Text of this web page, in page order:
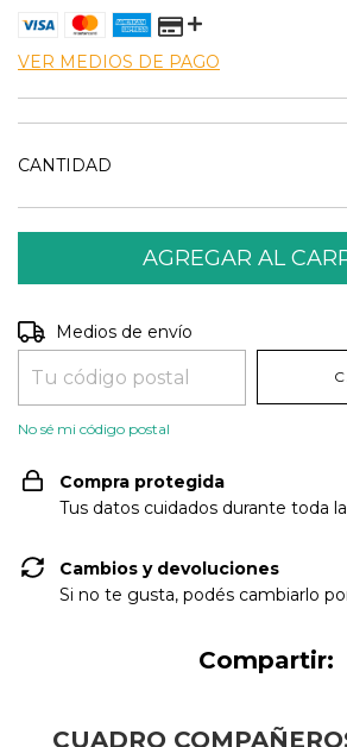
VER MEDIOS DE PAGO
CANTIDAD
Entregas para el CP:
Medios de envío
No sé mi código postal
Compra protegida
Tus datos cuidados durante toda
Cambios y devoluciones
Si no te gusta, podés cambiarlo
Compartir:
CUADRO